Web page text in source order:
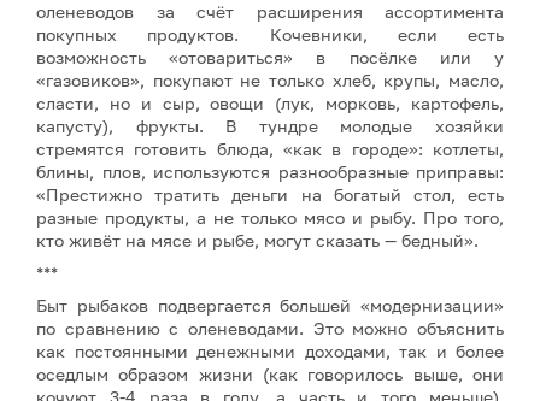
оленеводов за счёт расширения ассортимента
покупных продуктов. Кочевники, если есть
возможность «отовариться» в посёлке или у
«газовиков», покупают не только хлеб, крупы, масло,
сласти, но и сыр, овощи (лук, морковь, картофель,
капусту), фрукты. В тундре молодые хозяйки
стремятся готовить блюда, «как в городе»: котлеты,
блины, плов, используются разнообразные приправы:
«Престижно тратить деньги на богатый стол, есть
разные продукты, а не только мясо и рыбу. Про того,
кто живёт на мясе и рыбе, могут сказать — бедный».
***
Быт рыбаков подвергается большей «модернизации»
по сравнению с оленеводами. Это можно объяснить
как постоянными денежными доходами, так и более
оседлым образом жизни (как говорилось выше, они